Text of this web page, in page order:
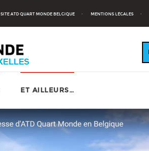
SITE ATD QUART MONDE BELGIQUE MENTIONS LÉGALES
ET AILLEURS…